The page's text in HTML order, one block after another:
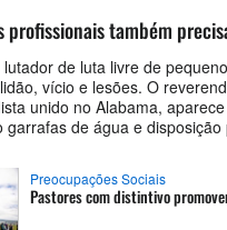
profissionais também
de luta livre de
vício e lesões. O
unido no Alabama,
garrafas de água e disposição
Preocupações Sociais
Pastores com distintivo